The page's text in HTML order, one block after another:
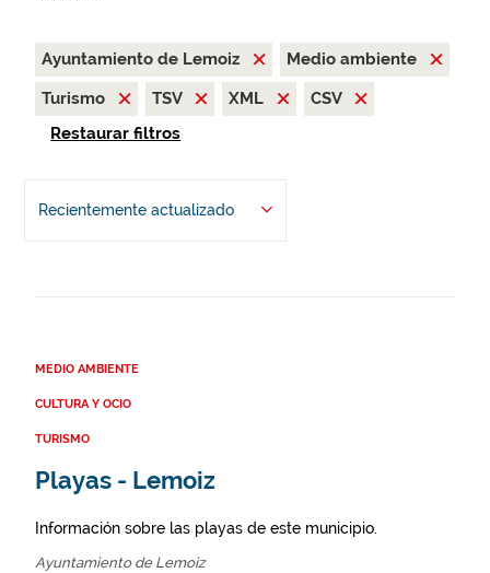
Ayuntamiento de Lemoiz
Medio ambiente
Turismo
TSV XML
CSV
Restaurar filtros
Recientemente actualizado
MEDIO AMBIENTE
CULTURA Y OCIO
TURISMO
Playas - Lemoiz
Información sobre las playas de este municipio.
Ayuntamiento de Lemoiz